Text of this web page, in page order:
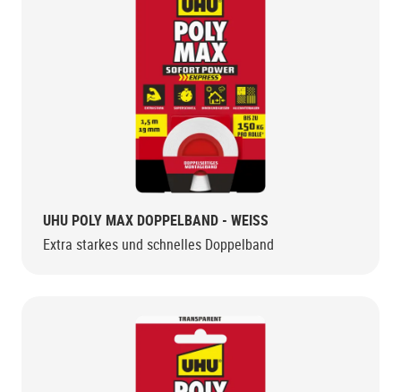
UHU POLY MAX DOPPELBAND - WEISS
Extra starkes und schnelles Doppelband